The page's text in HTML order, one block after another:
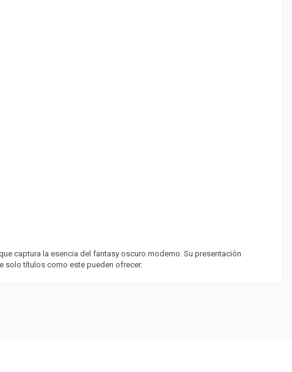
captura la esencia del fantasy oscuro moderno. Su presentación
solo títulos como este pueden ofrecer.